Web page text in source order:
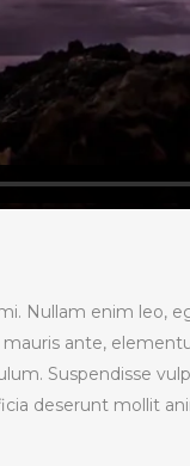
Nullam enim leo,
ante,
Suspendisse
deserunt mollit